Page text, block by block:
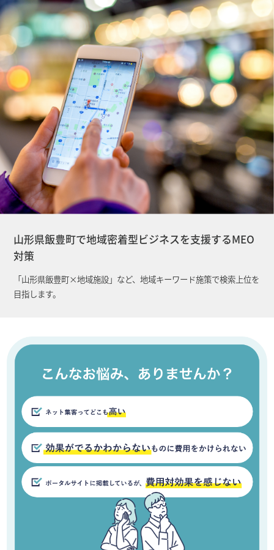
山形県飯豊町で地域密着型ビジネスを支援するMEO
対策
「山形県飯豊町×地域施設」など、地域キーワード施策で検索上位を
目指します。